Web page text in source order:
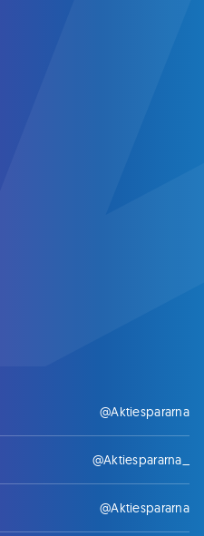
@Aktiespararna
@Aktiespararna_
@Aktiespararna